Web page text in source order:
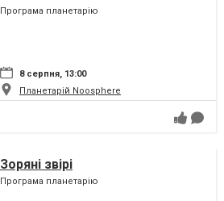
Програма планетарію
8 серпня, 13:00
Планетарій Noosphere
Зоряні звірі
Програма планетарію